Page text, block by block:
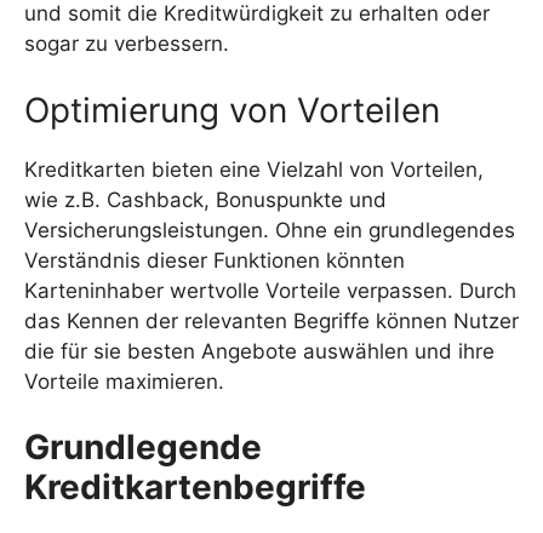
und somit die Kreditwürdigkeit zu erhalten oder
sogar zu verbessern.
Optimierung von Vorteilen
Kreditkarten bieten eine Vielzahl von Vorteilen,
wie z.B. Cashback, Bonuspunkte und
Versicherungsleistungen. Ohne ein grundlegendes
Verständnis dieser Funktionen könnten
Karteninhaber wertvolle Vorteile verpassen. Durch
das Kennen der relevanten Begriffe können Nutzer
die für sie besten Angebote auswählen und ihre
Vorteile maximieren.
Grundlegende
Kreditkartenbegriffe